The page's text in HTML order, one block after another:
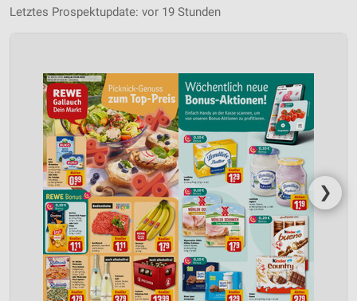
Letztes Prospektupdate: vor 19 Stunden
❯